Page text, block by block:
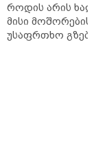
როდის არის
მისი მოშორების
უსაფრთხო გზები